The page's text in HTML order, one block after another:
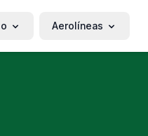
Aerolíneas